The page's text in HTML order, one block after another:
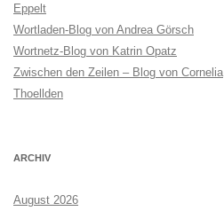
Eppelt
Wortladen-Blog von Andrea Görsch
Wortnetz-Blog von Katrin Opatz
Zwischen den Zeilen – Blog von Cornelia
Thoellden
ARCHIV
August 2026